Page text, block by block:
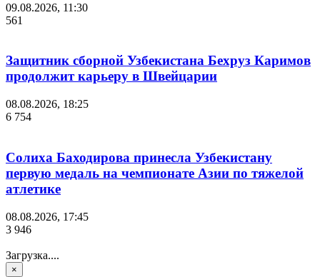
09.08.2026, 11:30
561
Защитник сборной Узбекистана Бехруз Каримов
продолжит карьеру в Швейцарии
08.08.2026, 18:25
6 754
Солиха Баходирова принесла Узбекистану
первую медаль на чемпионате Азии по тяжелой
атлетике
08.08.2026, 17:45
3 946
Загрузка....
×